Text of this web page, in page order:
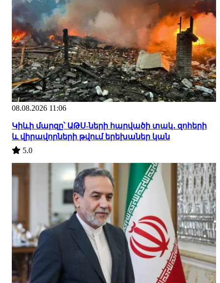
08.08.2026 11:06
Կիևի մարզը՝ ԱԹՍ-ների հարվածի տակ․ զոհերի
և վիրավորների թվում երեխաներ կան
5.0